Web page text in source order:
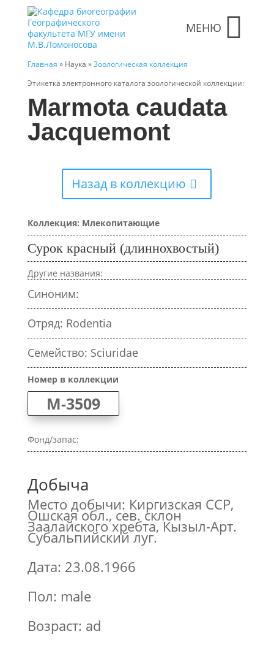
МЕНЮ
Главная » Наука »Зоологическая коллекция
Этикетка электронного каталога зоологической коллекции:
Marmota caudata
Jacquemont
Назад в коллекцию
Коллекция: Млекопитающие
Сурок красный (длиннохвостый)
Другие названия:
Синоним:
Отряд: Rodentia
Семейство: Sciuridae
Номер в коллекции
M-3509
Фонд/запас:
Добыча
Место добычи: Киргизская ССР,
Ошская обл., сев. склон
Заалайского хребта, Кызыл-Арт.
Субальпийский луг.
Дата: 23.08.1966
Пол: male
Возраст: ad